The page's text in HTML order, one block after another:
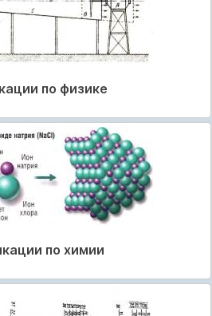
по физике
по химии